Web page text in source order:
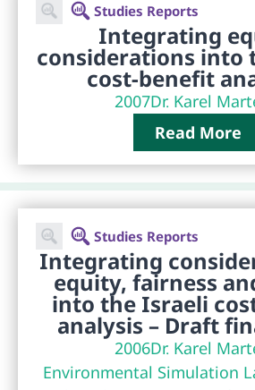
Studies Reports
Integrating
considerations into
cost-benefit
2007Dr. Karel
Read More
Studies Reports
Integrating
equity, fairness
into the Israeli
analysis – Draft
2006Dr. Karel
Environmental Simulation